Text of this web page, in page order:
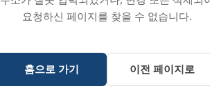
요청하신 페이지를 찾을 수 없습니다.
홈으로 가기 이전 페이지로